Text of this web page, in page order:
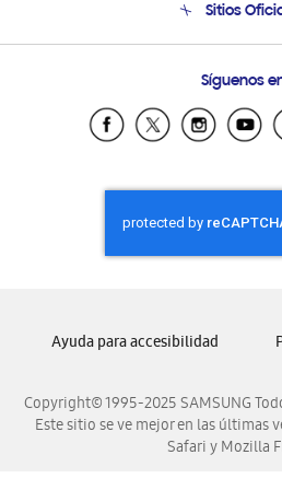
Condiciones de
Soporte vía
Sitios
Samsung
Samsung El
Samsung
Samsung
Samsung
Samsung
Síguenos
Copyright© 1995-2025 SAMSUNG
Este sitio se ve mejor en las últimas
Safari y Mozilla
Ayuda para accesibilidad